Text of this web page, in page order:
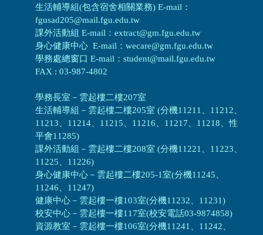
生活輔導組(包含宿舍相關業務) E-mail：
fgusad205@mail.fgu.edu.tw
課外活動組 E-mail：extract@gm.fgu.edu.tw
身心健康中心 E-mail：wecare@gm.fgu.edu.tw
學務處總窗口 E-mail：student@mail.fgu.edu.tw
FAX : 03-987-4802
學務長室－雲起樓二樓207室
生活輔導組 － 雲起樓二樓205室 (分機11211、11212、
11213、11214、11215、11216、11217、11218、性
平會11285)
課外活動組 － 雲起樓二樓208室 (分機11221、11223、
11225、11226)
身心健康中心 － 雲起樓二樓205-1室(分機11245、
11246、11247)
健康中心－ 雲起樓一樓103室(分機11232、11231)
校安中心－ 雲起樓一樓117室(校安電話03-9874858)
資源教室 － 雲起樓一樓106室(分機11241、11242、